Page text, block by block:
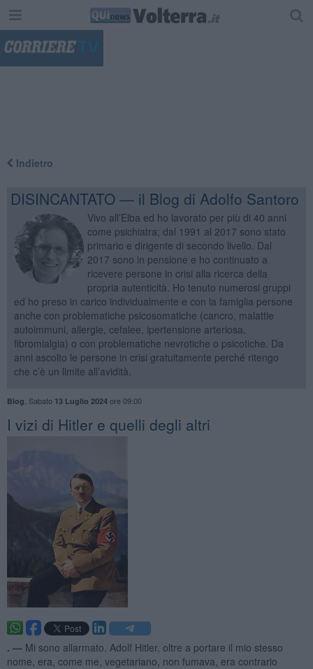
Indietro
DISINCANTATO — il Blog di Adolfo Santoro
Vivo all’Elba ed ho lavorato per più di 40 anni
come psichiatra; dal 1991 al 2017 sono stato
primario e dirigente di secondo livello. Dal
2017 sono in pensione e ho continuato a
ricevere persone in crisi alla ricerca della
propria autenticità. Ho tenuto numerosi gruppi
ed ho preso in carico individualmente e con la famiglia persone
anche con problematiche psicosomatiche (cancro, malattie
autoimmuni, allergie, cefalee, ipertensione arteriosa,
fibromialgia) o con problematiche nevrotiche o psicotiche. Da
anni ascolto le persone in crisi gratuitamente perché ritengo
che c’è un limite all’avidità.
Blog Sabato 13 Luglio 2024ore 09:00
​I vizi di Hitler e quelli degli altri
. — Mi sono allarmato. Adolf Hitler, oltre a portare il mio stesso
nome, era, come me, vegetariano, non fumava, era contrario